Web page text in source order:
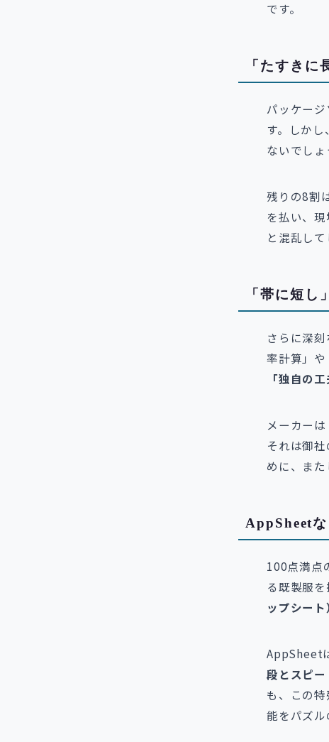
です。
「たすきに
パッケー
す。しか
ないでしょ
残りの8割
を払い、
と混乱し
「帯に短し
さらに深
率計算」
「独自の工
メーカー
それは御
めに、また
AppSheet
100点満点
る既製服
ップシート
AppSheet
段とスピー
も、この
能をパズル